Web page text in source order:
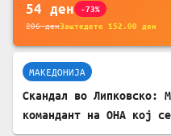
54 ден -73%
206денЗаштедете 152.00 ден
МАКЕДОНИЈА
Скандал во Липковско:
командант на ОНА кој